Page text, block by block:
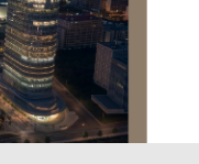
ziyaret edecek